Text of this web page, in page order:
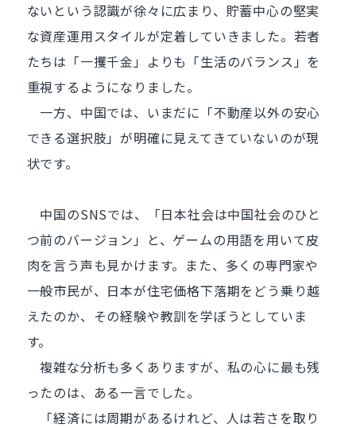
ないという認識が徐々に広まり、貯蓄中心の堅実
な資産運用スタイルが定着していきました。若者
たちは「一攫千金」よりも「生活のバランス」を
重視するようになりました。
一方、中国では、いまだに「不動産以外の安心
できる選択肢」が明確に見えてきていないのが現
状です。
中国のSNSでは、「日本社会は中国社会のひと
つ前のバージョン」と、ゲームの用語を用いて皮
肉を言う声も見かけます。また、多くの専門家や
一般市民が、日本が住宅価格下落期をどう乗り越
えたのか、その経験や教訓を学ぼうとしていま
す。
複雑な分析も多くありますが、私の心に最も残
ったのは、ある一言でした。
「経済には周期があるけれど、人は若さを取り